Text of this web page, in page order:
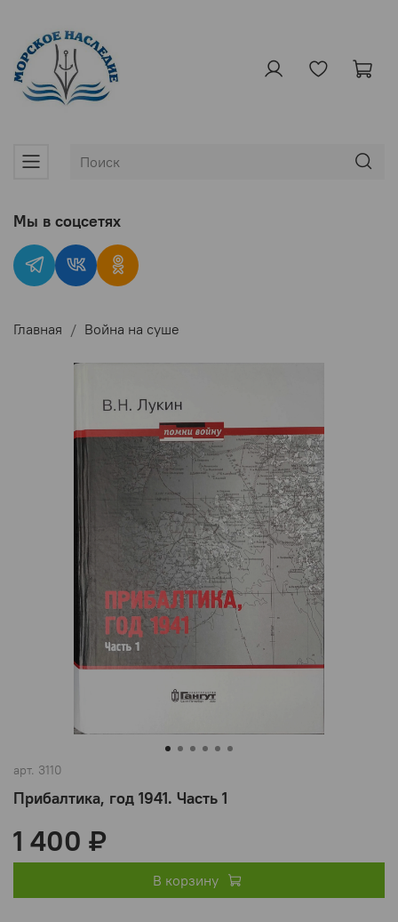
Главная Война на суше
арт. 3110
Прибалтика, год 1941. Часть 1
1 400 ₽
В корзину
Мы в соцсетях